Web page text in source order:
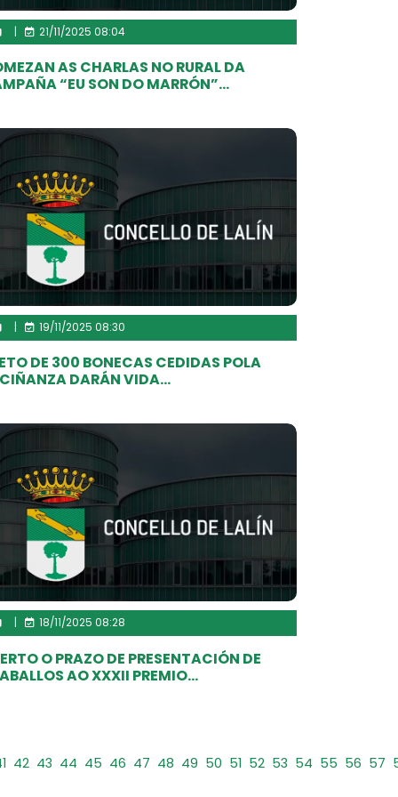
| 21/11/2025 08:04
AS CHARLAS NO RURAL DA
“EU SON DO MARRÓN”...
19/11/2025 08:30
DE 300 BONECAS CEDIDAS POLA
DARÁN VIDA...
18/11/2025 08:28
O PRAZO DE PRESENTACIÓN DE
AO XXXII PREMIO...
42 43 44 45 46 47 48 49 50 51 52 53 54 55 56 57